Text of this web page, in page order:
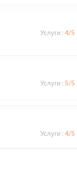
Услуги : 4/5
Услуги : 5/5
Услуги : 4/5